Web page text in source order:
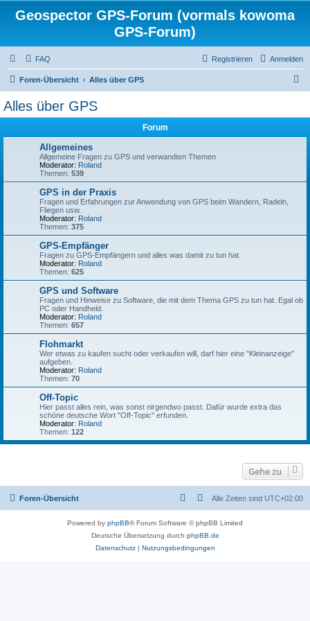
Geospector GPS-Forum (vormals kowoma
GPS-Forum)
FAQ Anmelden
Registrieren
Foren-Übersicht Alles über GPS
Alles über GPS
Forum
Allgemeines
Allgemeine Fragen zu GPS und verwandten Themen
Moderator: Roland
Themen: 539
GPS in der Praxis
Fragen und Erfahrungen zur Anwendung von GPS beim Wandern, Radeln,
Fliegen usw.
Moderator: Roland
Themen: 375
GPS-Empfänger
Fragen zu GPS-Empfängern und alles was damit zu tun hat.
Moderator: Roland
Themen: 625
GPS und Software
Fragen und Hinweise zu Software, die mit dem Thema GPS zu tun hat. Egal ob
PC oder Handheld.
Moderator: Roland
Themen: 657
Flohmarkt
Wer etwas zu kaufen sucht oder verkaufen will, darf hier eine "Kleinanzeige"
aufgeben.
Moderator: Roland
Themen: 70
Off-Topic
Hier passt alles rein, was sonst nirgendwo passt. Dafür wurde extra das
schöne deutsche Wort "Off-Topic" erfunden.
Moderator: Roland
Themen: 122
Gehe zu
Foren-Übersicht Alle Zeiten sind UTC+02:00
Powered by phpBB® Forum Software © phpBB Limited
Deutsche Übersetzung durch phpBB.de
Datenschutz| Nutzungsbedingungen